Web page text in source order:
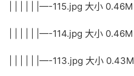
| | | | | |—-115.jpg 大小 0.46M
| | | | | |—-114.jpg 大小 0.46M
| | | | | |—-113.jpg 大小 0.43M